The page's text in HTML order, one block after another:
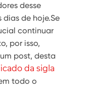
desse
de hoje.Se
continuar
por isso,
post, desta
da sigla
todo o